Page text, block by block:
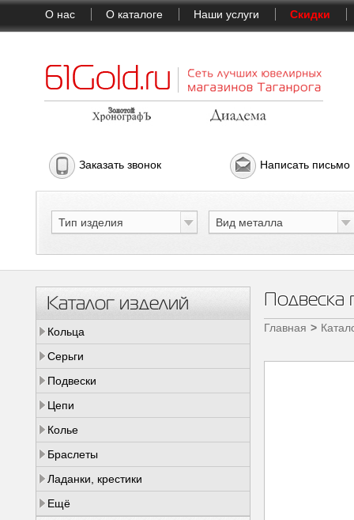
О нас О каталоге Наши услуги Скидки
Заказать звонок Написать письмо
Тип изделия Вид металла
Каталог изделий
Кольца
Серьги
Подвески
Цепи
Колье
Браслеты
Ладанки, крестики
Ещё
Подвеска
Главная